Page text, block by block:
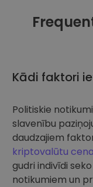
Kādi faktori
Politiskie
slavenību
daudzajiem
kriptovalūtu
gudri indivīdi
notikumiem un